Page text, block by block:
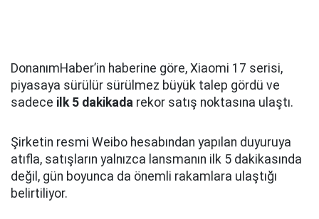
DonanımHaber’in haberine göre, Xiaomi 17 serisi,
piyasaya sürülür sürülmez büyük talep gördü ve
sadece ilk 5 dakikada rekor satış noktasına ulaştı.
Şirketin resmi Weibo hesabından yapılan duyuruya
atıfla, satışların yalnızca lansmanın ilk 5 dakikasında
değil, gün boyunca da önemli rakamlara ulaştığı
belirtiliyor.